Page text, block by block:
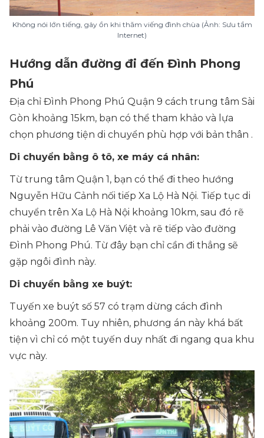
Không nói lớn tiếng, gây ồn khi thăm viếng đình chùa (Ảnh: Sưu tầm
Internet)
Hướng dẫn đường đi đến Đình Phong
Phú
Địa chỉ Đình Phong Phú Quận 9 cách trung tâm Sài
Gòn khoảng 15km, bạn có thể tham khảo và lựa
chọn phương tiện di chuyển phù hợp với bản thân .
Di chuyển bằng ô tô, xe máy cá nhân:
Từ trung tâm Quận 1, bạn có thể đi theo hướng
Nguyễn Hữu Cảnh nối tiếp Xa Lộ Hà Nội. Tiếp tục di
chuyển trên Xa Lộ Hà Nội khoảng 10km, sau đó rẽ
phải vào đường Lê Văn Việt và rẽ tiếp vào đường
Đình Phong Phú. Từ đây bạn chỉ cần đi thẳng sẽ
gặp ngôi đình này.
Di chuyển bằng xe buýt:
Tuyến xe buýt số 57 có trạm dừng cách đình
khoảng 200m. Tuy nhiên, phương án này khá bất
tiện vì chỉ có một tuyến duy nhất đi ngang qua khu
vực này.